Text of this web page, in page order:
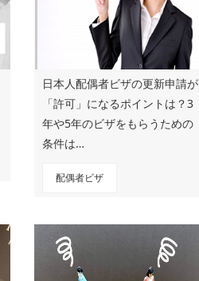
日本人配偶者ビザの更新申請が
「許可」になるポイントは？3
年や5年のビザをもらうための
条件は…
配偶者ビザ